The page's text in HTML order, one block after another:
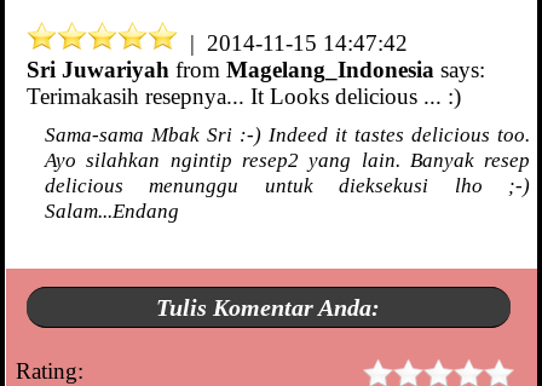
| 2014-11-15 14:47:42
Sri Juwariyah from Magelang_Indonesia says:
Terimakasih resepnya... It Looks delicious ... :)
Sama-sama Mbak Sri :-) Indeed it tastes delicious too.
Ayo silahkan ngintip resep2 yang lain. Banyak resep
delicious menunggu untuk dieksekusi lho ;-)
Salam...Endang
Tulis Komentar Anda:
Rating: